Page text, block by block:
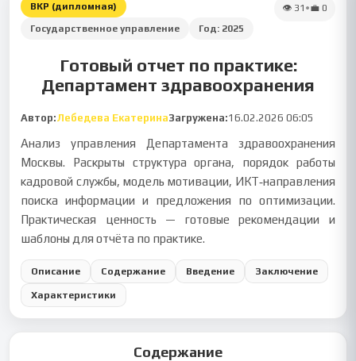
ВКР (дипломная)
Государственное управление
Год: 2025
👁 31 •💼 0
Готовый отчет по практике:
Департамент здравоохранения
Автор:Лебедева ЕкатеринаЗагружена:16.02.2026 06:05
Анализ управления Департамента здравоохранения
Москвы. Раскрыты структура органа, порядок работы
кадровой службы, модель мотивации, ИКТ‑направления
поиска информации и предложения по оптимизации.
Практическая ценность — готовые рекомендации и
шаблоны для отчёта по практике.
Описание Содержание Введение Заключение
Характеристики
Содержание